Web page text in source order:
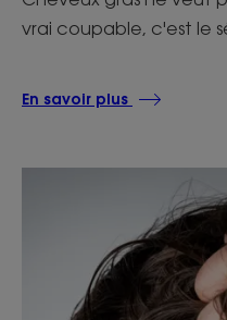
vrai coupable, c'est le
En savoir plus